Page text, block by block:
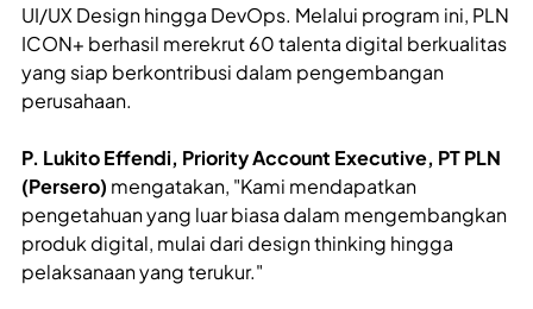
UI/UX Design hingga DevOps. Melalui program ini, PLN
ICON+ berhasil merekrut 60 talenta digital berkualitas
yang siap berkontribusi dalam pengembangan
perusahaan.
P. Lukito Effendi, Priority Account Executive, PT PLN
(Persero) mengatakan, "Kami mendapatkan
pengetahuan yang luar biasa dalam mengembangkan
produk digital, mulai dari design thinking hingga
pelaksanaan yang terukur."